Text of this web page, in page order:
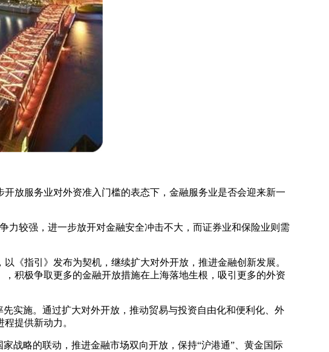
放服务业对外资准入门槛的表态下，金融服务业是否会迎来新一
较强，进一步放开对金融安全冲击不大，而证券业和保险业则需
指引》发布为契机，继续扩大对外开放，推进金融创新发展。
积极争取更多的金融开放措施在上海落地生根，吸引更多的外资
实施。通过扩大对外开放，推动贸易与投资自由化和便利化、外
提供新动力。
略的联动，推进金融市场双向开放，保持“沪港通”、黄金国际